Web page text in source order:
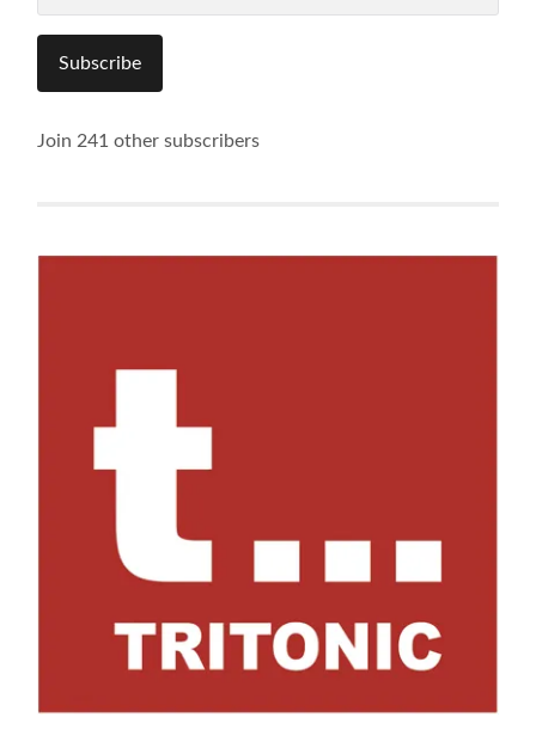
Subscribe
Join 241 other subscribers